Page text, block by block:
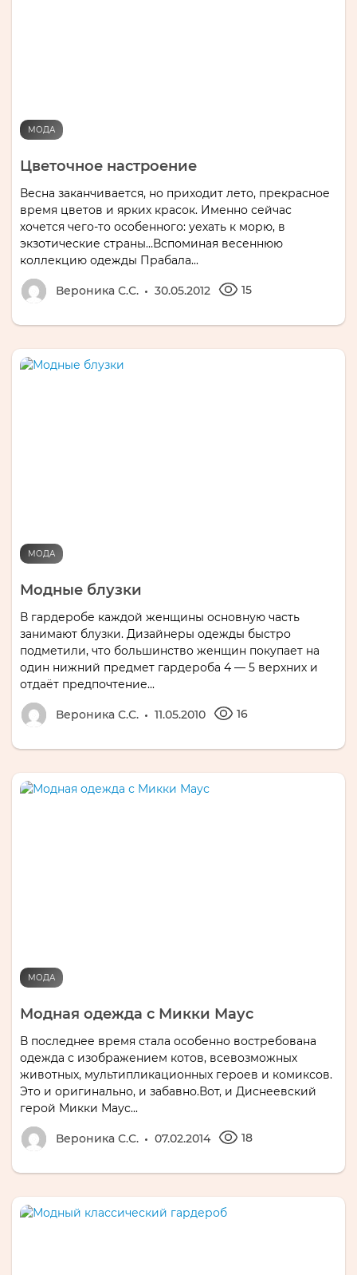
МОДА
Цветочное настроение
Весна заканчивается, но приходит лето, прекрасное
время цветов и ярких красок. Именно сейчас
хочется чего-то особенного: уехать к морю, в
экзотические страны…Вспоминая весеннюю
коллекцию одежды Прабала...
Вероника С.С. 30.05.2012 15
МОДА
Модные блузки
В гардеробе каждой женщины основную часть
занимают блузки. Дизайнеры одежды быстро
подметили, что большинство женщин покупает на
один нижний предмет гардероба 4 — 5 верхних и
отдаёт предпочтение...
Вероника С.С. 11.05.2010 16
МОДА
Модная одежда с Микки Маус
В последнее время стала особенно востребована
одежда с изображением котов, всевозможных
животных, мультипликационных героев и комиксов.
Это и оригинально, и забавно.Вот, и Диснеевский
герой Микки Маус...
Вероника С.С. 07.02.2014 18